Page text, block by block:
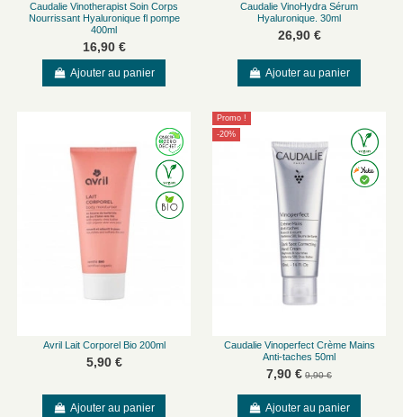
Caudalie Vinotherapist Soin Corps
Nourrissant Hyaluronique fl pompe
400ml
16,90 €
Ajouter au panier
Caudalie VinoHydra Sérum
Hyaluronique. 30ml
26,90 €
Ajouter au panier
Avril Lait Corporel Bio 200ml
5,90 €
Ajouter au panier
Promo !
-20%
Caudalie Vinoperfect Crème Mains
Anti-taches 50ml
7,90 € 9,90 €
Ajouter au panier